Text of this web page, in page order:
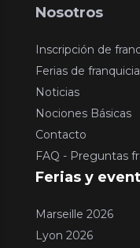
Nosotros
Inscripción de
Ferias de
Noticias
Nociones Básicas
Contacto
FAQ - Preguntas
Ferias y
Marseille 2026
Lyon 2026